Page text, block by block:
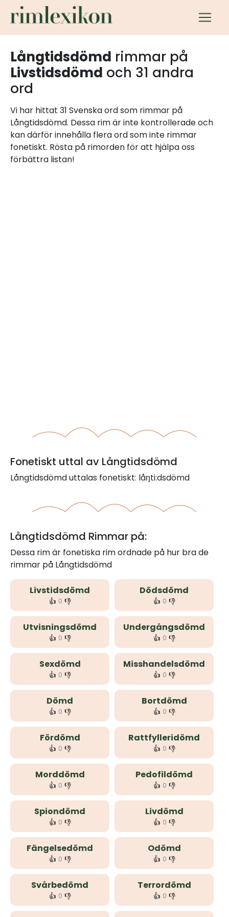
Långtidsdömd rimmar på
Livstidsdömd och 31 andra
ord
Vi har hittat 31 Svenska ord som rimmar på
Långtidsdömd. Dessa rim är inte kontrollerade och
kan därför innehålla flera ord som inte rimmar
fonetiskt. Rösta på rimorden för att hjälpa oss
förbättra listan!
Fonetiskt uttal av Långtidsdömd
Långtidsdömd uttalas fonetiskt: låŋti:dsdömd
Långtidsdömd Rimmar på:
Dessa rim är fonetiska rim ordnade på hur bra de
rimmar på Långtidsdömd
Livstidsdömd
👍 0 👎
Dödsdömd
👍 0 👎
Utvisningsdömd
👍 0 👎
Undergångsdömd
👍 0 👎
Sexdömd
👍 0 👎
Misshandelsdömd
👍 0 👎
Dömd
👍 0 👎
Bortdömd
👍 0 👎
Fördömd
👍 0 👎
Rattfylleridömd
👍 0 👎
Morddömd
👍 0 👎
Pedofildömd
👍 0 👎
Spiondömd
👍 0 👎
Livdömd
👍 0 👎
Fängelsedömd
👍 0 👎
Odömd
👍 0 👎
Svårbedömd
👍 0 👎
Terrordömd
👍 0 👎